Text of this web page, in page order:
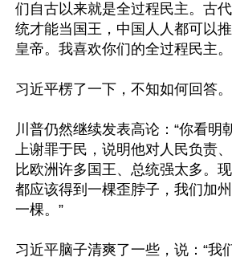
们自古以来就是全过程民主。古
统才能当国王，中国人人都可以
皇帝。我喜欢你们的全过程民主。
习近平楞了一下，不知如何回答。
川普仍然继续发表高论：“你看明
上谢罪于民，说明他对人民负责
比欧洲许多国王、总统强太多。
都应该得到一棵歪脖子，我们加
一棵。”
习近平脑子清爽了一些，说：“我